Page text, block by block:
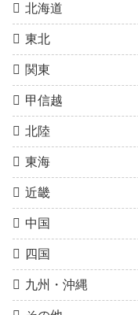
北海道
東北
関東
甲信越
北陸
東海
近畿
中国
四国
九州・沖縄